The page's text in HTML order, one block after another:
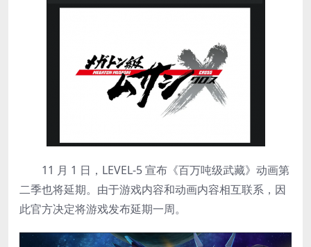
11 月 1 日，LEVEL-5 宣布《百万吨级武藏》动画第
二季也将延期。由于游戏内容和动画内容相互联系，因
此官方决定将游戏发布延期一周。